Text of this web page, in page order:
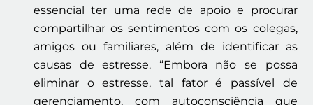
essencial ter uma rede de apoio e procurar
compartilhar os sentimentos com os colegas,
amigos ou familiares, além de identificar as
causas de estresse. “Embora não se possa
eliminar o estresse, tal fator é passível de
gerenciamento, com autoconsciência que